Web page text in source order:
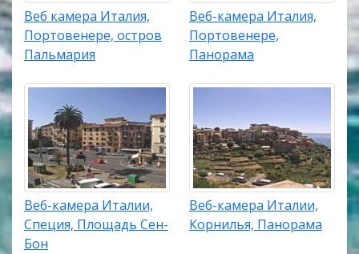
Веб камера Италия,
Портовенере, остров
Пальмария
Веб-камера Италия,
Портовенере,
Панорама
Веб-камера Италии,
Специя, Площадь Сен-
Бон
Веб-камера Италии,
Корнилья, Панорама